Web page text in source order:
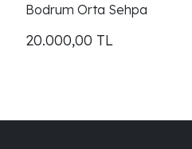
Bodrum Orta Sehpa
20.000,00 TL